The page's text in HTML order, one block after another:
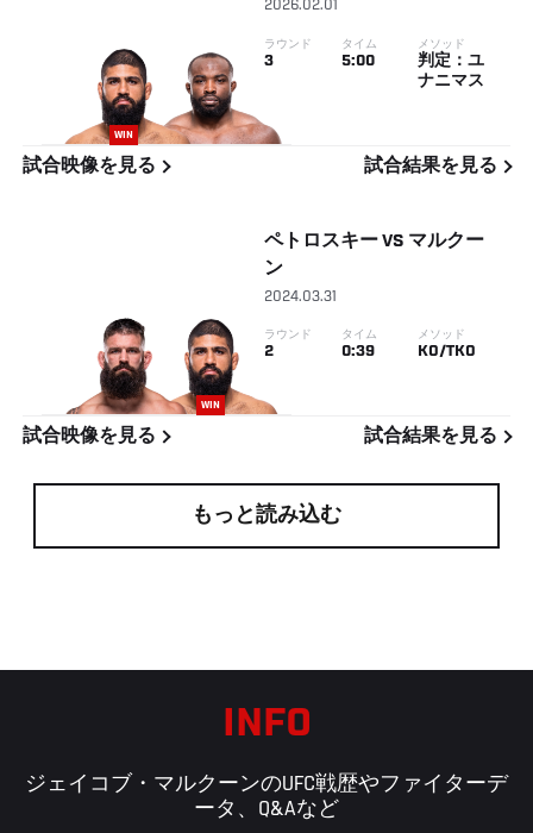
WIN
2026.02.01
ラウンド
3
タイム
5:00
メソッド
判定：ユ
ナニマス
試合映像を見る 試合結果を見る
WIN
ペトロスキー VS マルクー
ン
2024.03.31
ラウンド
2
タイム
0:39
メソッド
KO/TKO
試合映像を見る 試合結果を見る
もっと読み込む
INFO
ジェイコブ・マルクーンのUFC戦歴やファイターデ
ータ、Q&Aなど